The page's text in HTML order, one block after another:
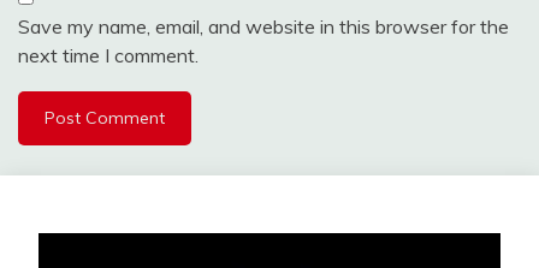
Save my name, email, and website in this browser for the
next time I comment.